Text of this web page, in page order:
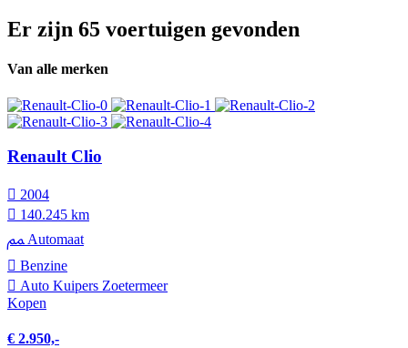
Er zijn 65 voertuigen gevonden
Van alle merken
Renault Clio
2004
140.245 km
Automaat
Benzine
Auto Kuipers Zoetermeer
Kopen
€ 2.950,-